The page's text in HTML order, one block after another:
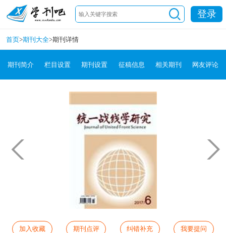
登录
首页>期刊大全>期刊详情
期刊简介 栏目设置 期刊设置 征稿信息 相关期刊 网友评论
加入收藏 期刊点评 纠错补充 我要提问